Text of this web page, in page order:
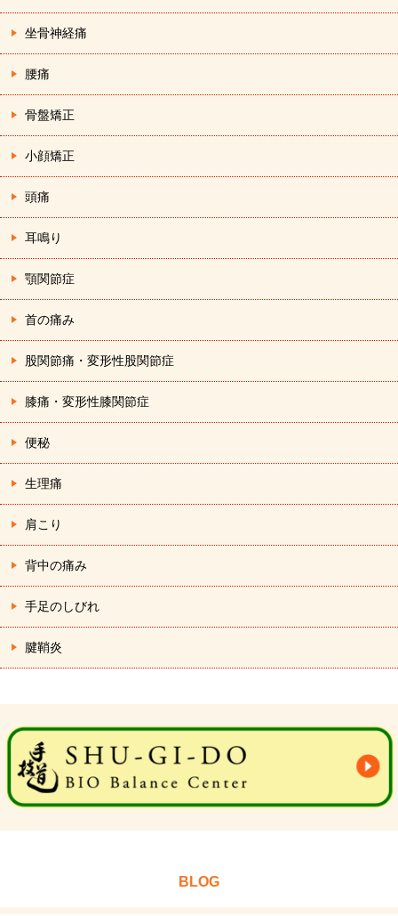
坐骨神経痛
腰痛
骨盤矯正
小顔矯正
頭痛
耳鳴り
顎関節症
首の痛み
股関節痛・変形性股関節症
膝痛・変形性膝関節症
便秘
生理痛
肩こり
背中の痛み
手足のしびれ
腱鞘炎
BLOG